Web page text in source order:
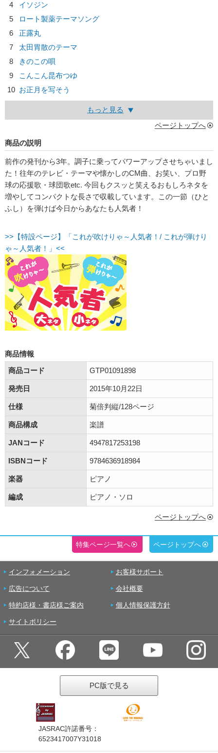
4
イソジン
5
ロート製薬テーマソング
6
正露丸
7
太田胃散のテーマ
8
きのこの唄
9
こんこん昆布つゆ
10 お正月を写そう
もっと見る
ページトップへ
商品の説明
前作の発刊から3年。調子に乗ってパワーアップさせちゃいまし
た！往年のテレビ・テーマや懐かしのCM曲、お笑い、プロ野
球の応援歌・球団歌etc. 今回もクスッと笑えるおもしろネタを
増やしてコンパクトな長さで収載しています。この一節（ひと
ふし）を弾けば今日からあなたも人気者！
>>【特設ページ】「これが吹けりゃ～人気者！/ これが弾けり
ゃ～人気者！」<<
商品情報
商品コード
GTP01091898
発売日 2015年10月22日
仕様 菊倍判縦/128ページ
商品構成 楽譜
JANコード 4947817253198
ISBNコード 9784636918984
楽器 ピアノ
編成 ピアノ・ソロ
ページトップへ
特集ページ一覧へ ページトップへ
インフォメーション お客様サポート
広告について 会社概要
特約店様・書店様ご案内 個人情報保護方針
サイトポリシー
PC版で見る
JASRAC許諾番号：
6523417007Y31018